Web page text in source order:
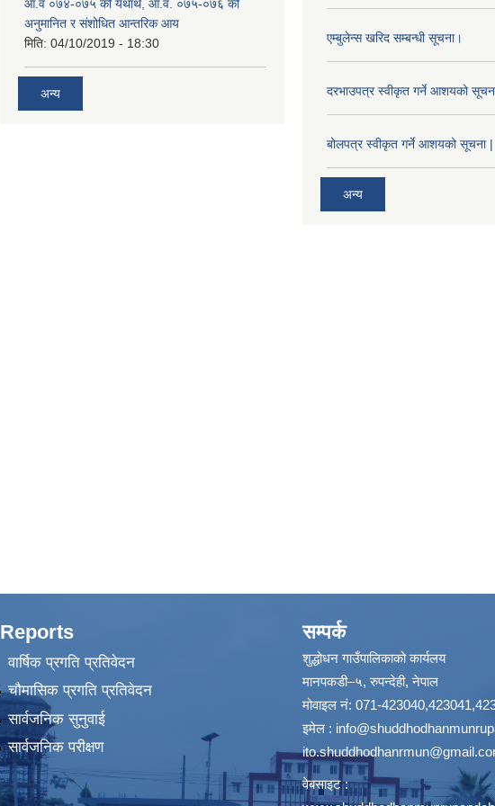
आ.व ०७४-०७५ को यथार्थ, आ.व. ०७५-०७६ को
अनुमानित र संशोधित आन्तरिक आय
मिति: 04/10/2019 - 18:30
अन्य
एम्बुलेन्स खरिद सम्बन्धी सूचना।
दरभाउपत्र स्वीकृत गर्ने आशयको
बोलपत्र स्वीकृत गर्ने आशयको सूचना |
अन्य
Reports
वार्षिक प्रगति प्रतिवेदन
चौमासिक प्रगति प्रतिवेदन
सार्वजनिक सुनुवाई
सार्वजनिक परीक्षण
सम्पर्क
शुद्धोधन गाउँपालिकाको कार्यलय
मानपकडी–५, रुपन्देही, नेपाल
मोवाइल नं: 071-
इमेल :
वेबसाइट :